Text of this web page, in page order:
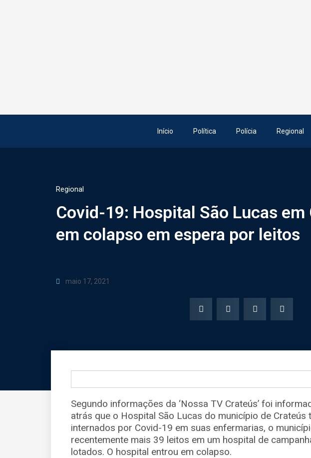
Início Política Polícia Regional
Regional
Covid-19: Hospital São Lucas em
em colapso em espera por leitos
maio 17, 2021
Segundo informações da ‘Nossa TV Crateús’ foi
atrás que o Hospital São Lucas do município de Crateús
internados por Covid-19 em suas enfermarias, o
recentemente mais 39 leitos em um hospital de
lotados. O hospital entrou em colapso.